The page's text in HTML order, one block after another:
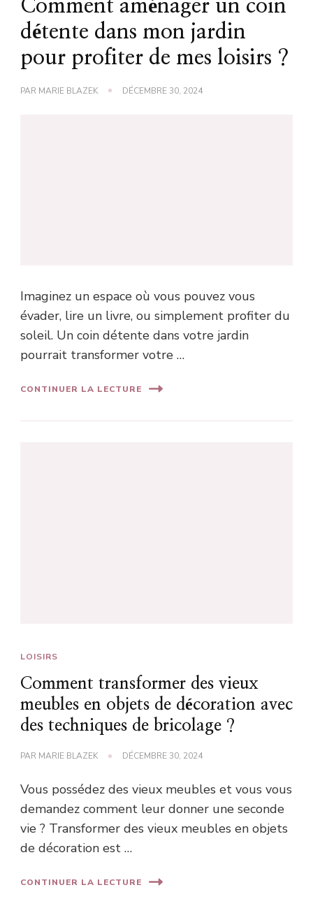
Comment aménager un coin
détente dans mon jardin
pour profiter de mes loisirs ?
PAR MARIE BLAZEK DÉCEMBRE 30, 2024
Imaginez un espace où vous pouvez vous
évader, lire un livre, ou simplement profiter du
soleil. Un coin détente dans votre jardin
pourrait transformer votre …
CONTINUER LA LECTURE
LOISIRS
Comment transformer des vieux
meubles en objets de décoration avec
des techniques de bricolage ?
PAR MARIE BLAZEK DÉCEMBRE 30, 2024
Vous possédez des vieux meubles et vous vous
demandez comment leur donner une seconde
vie ? Transformer des vieux meubles en objets
de décoration est …
CONTINUER LA LECTURE